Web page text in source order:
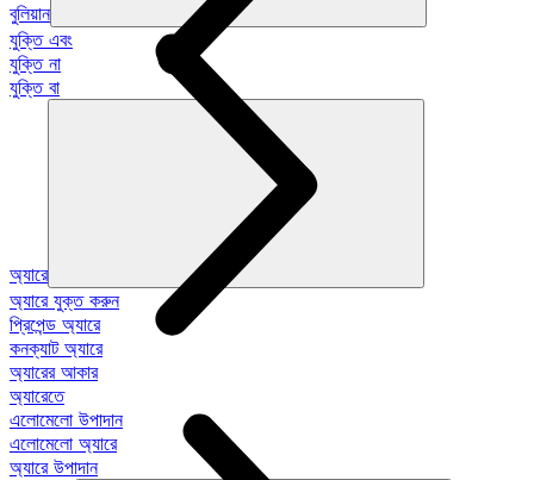
বুলিয়ান
যুক্তি এবং
যুক্তি না
যুক্তি বা
অ্যারে
অ্যারে যুক্ত করুন
প্রিপেন্ড অ্যারে
কনক্যাট অ্যারে
অ্যারের আকার
অ্যারেতে
এলোমেলো উপাদান
এলোমেলো অ্যারে
অ্যারে উপাদান